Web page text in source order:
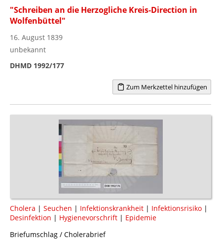
"Schreiben an die Herzogliche Kreis-Direction in
Wolfenbüttel"
16. August 1839
unbekannt
DHMD 1992/177
Zum Merkzettel hinzufügen
Cholera | Seuchen | Infektionskrankheit | Infektionsrisiko |
Desinfektion | Hygienevorschrift | Epidemie
Briefumschlag / Cholerabrief